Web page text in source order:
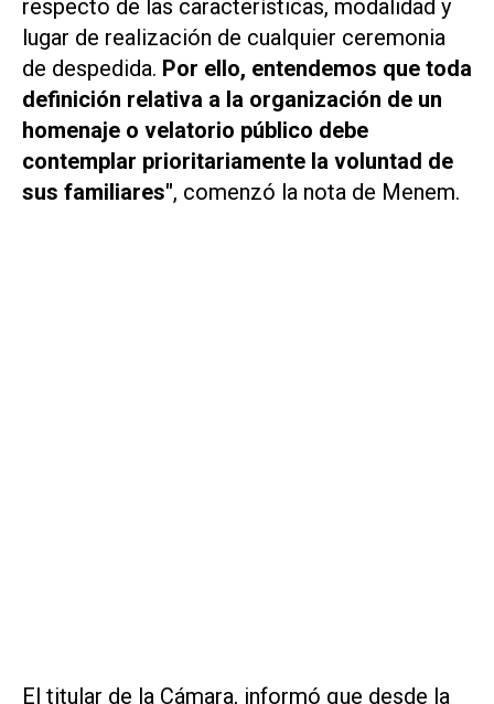
respecto de las características, modalidad y
lugar de realización de cualquier ceremonia
de despedida. Por ello, entendemos que toda
definición relativa a la organización de un
homenaje o velatorio público debe
contemplar prioritariamente la voluntad de
sus familiares", comenzó la nota de Menem.
El titular de la Cámara, informó que desde la